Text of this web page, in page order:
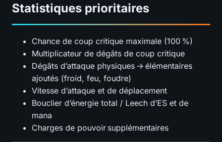
Statistiques prioritaires
Chance de coup critique maximale (100 %)
Multiplicateur de dégâts de coup critique
Dégâts d’attaque physiques → élémentaires
ajoutés (froid, feu, foudre)
Vitesse d’attaque et de déplacement
Bouclier d’énergie total / Leech d’ES et de
mana
Charges de pouvoir supplémentaires